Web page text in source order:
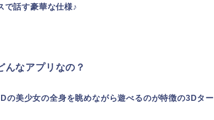
で話す豪華な仕様♪
んなアプリなの？
の美少女の全身を眺めながら遊べるのが特徴の3Dター